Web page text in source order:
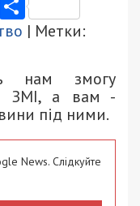
| Метки:
нам змогу
ЗМІ, а вам -
під ними.
News. Слідкуйте